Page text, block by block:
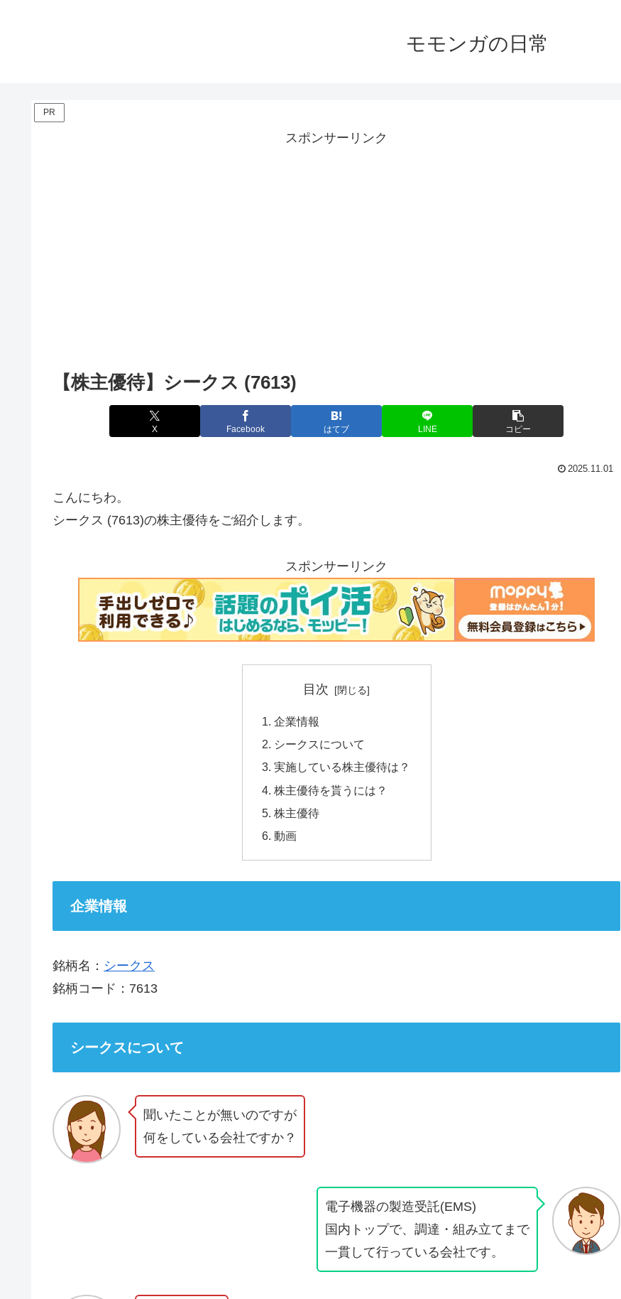
モモンガの日常
PR
スポンサーリンク
【株主優待】シークス (7613)
X Facebook はてブ LINE コピー
2025.11.01
こんにちわ。
シークス (7613)の株主優待をご紹介します。
スポンサーリンク
目次
企業情報
シークスについて
実施している株主優待は？
株主優待を貰うには？
株主優待
動画
企業情報
銘柄名： シークス
銘柄コード：7613
シークスについて
聞いたことが無いのですが
何をしている会社ですか？
電子機器の製造受託(EMS)
国内トップで、調達・組み立てまで
一貫して行っている会社です。